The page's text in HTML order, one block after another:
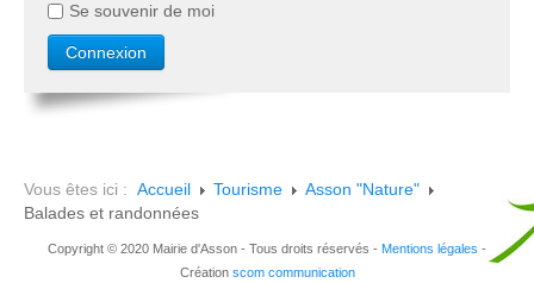
Se souvenir de moi
Vous êtes ici : Accueil Tourisme
Asson "Nature"
Balades et randonnées
Copyright © 2020 Mairie d'Asson - Tous droits réservés - Mentions légales -
Création scom communication